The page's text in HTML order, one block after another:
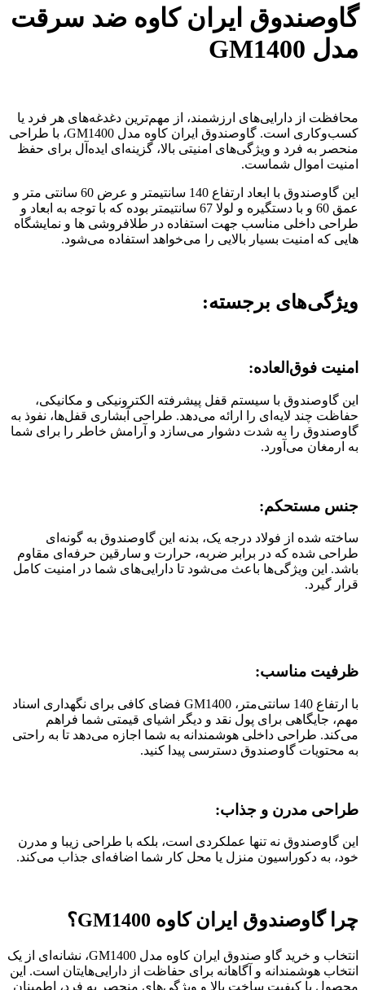
گاوصندوق ایران کاوه ضد سرقت
مدل GM1400
محافظت از دارایی‌های ارزشمند، از مهم‌ترین دغدغه‌های هر فرد یا
کسب‌وکاری است. گاوصندوق ایران کاوه مدل GM1400، با طراحی
منحصر به فرد و ویژگی‌های امنیتی بالا، گزینه‌ای ایده‌آل برای حفظ
امنیت اموال شماست.
این گاوصندوق با ابعاد ارتفاع 140 سانتیمتر و عرض 60 سانتی متر و
عمق 60 و با دستگیره و لولا 67 سانتیمتر بوده که با توجه به ابعاد و
طراحی داخلی مناسب جهت استفاده در طلافروشی ها و نمایشگاه
هایی که امنیت بسیار بالایی را می‌خواهد استفاده می‌شود.
ویژگی‌های برجسته:
امنیت فوق‌العاده:
این گاوصندوق با سیستم قفل پیشرفته الکترونیکی و مکانیکی،
حفاظت چند لایه‌ای را ارائه می‌دهد. طراحی آبشاری قفل‌ها، نفوذ به
گاوصندوق را به شدت دشوار می‌سازد و آرامش خاطر را برای شما
به ارمغان می‌آورد.
جنس مستحکم:
ساخته شده از فولاد درجه یک، بدنه این گاوصندوق به گونه‌ای
طراحی شده که در برابر ضربه، حرارت و سارقین حرفه‌ای مقاوم
باشد. این ویژگی‌ها باعث می‌شود تا دارایی‌های شما در امنیت کامل
قرار گیرد.
ظرفیت مناسب:
با ارتفاع 140 سانتی‌متر، GM1400 فضای کافی برای نگهداری اسناد
مهم، جایگاهی برای پول نقد و دیگر اشیای قیمتی شما فراهم
می‌کند. طراحی داخلی هوشمندانه به شما اجازه می‌دهد تا به راحتی
به محتویات گاوصندوق دسترسی پیدا کنید.
طراحی مدرن و جذاب:
این گاوصندوق نه تنها عملکردی است، بلکه با طراحی زیبا و مدرن
خود، به دکوراسیون منزل یا محل کار شما اضافه‌ای جذاب می‌کند.
چرا گاوصندوق ایران کاوه GM1400؟
انتخاب و خرید گاو صندوق ایران کاوه مدل GM1400، نشانه‌ای از یک
انتخاب هوشمندانه و آگاهانه برای حفاظت از دارایی‌هایتان است. این
محصول با کیفیت ساخت بالا و ویژگی‌های منحصر به فرد، اطمینان